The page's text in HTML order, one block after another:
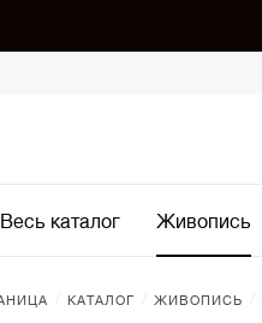
Весь каталог Живопись
КАТАЛОГ ЖИВОПИСЬ